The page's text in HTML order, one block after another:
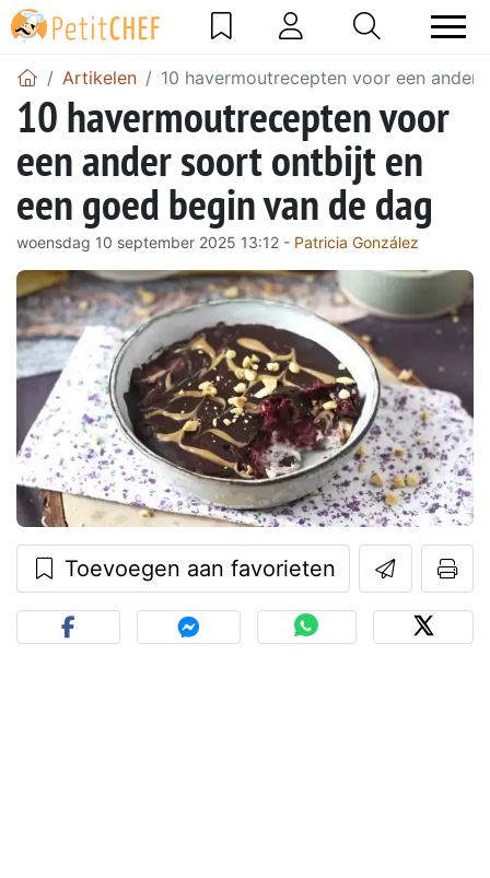
Artikelen 10 havermoutrecepten voor een
10 havermoutrecepten voor
een ander soort ontbijt en
een goed begin van de dag
woensdag 10 september 2025 13:12 - Patricia González
Toevoegen aan favorieten